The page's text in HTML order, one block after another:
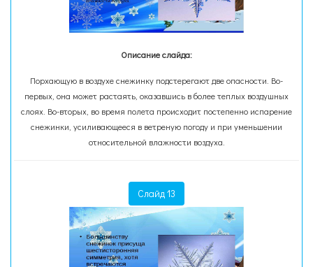
Описание слайда:
Порхающую в воздухе снежинку подстерегают две опасности. Во-
первых, она может растаять, оказавшись в более теплых воздушных
слоях. Во-вторых, во время полета происходит постепенно испарение
снежинки, усиливающееся в ветреную погоду и при уменьшении
относительной влажности воздуха.
Слайд 13